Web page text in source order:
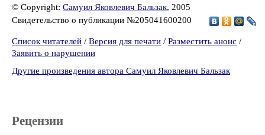
© Copyright: Самуил Яковлевич Бальзак, 2005
Свидетельство о публикации №205041600200
Список читателей / Версия для печати / Разместить анонс /
Заявить о нарушении
Другие произведения автора Самуил Яковлевич Бальзак
Рецензии